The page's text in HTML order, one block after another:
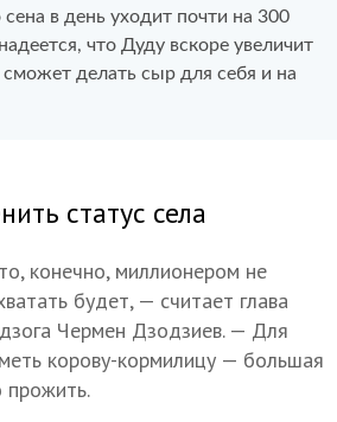
в день уходит почти на 300
что Дуду вскоре увеличит
делать сыр для себя и на
статус села
конечно, миллионером не
будет, — считает глава
Чермен Дзодзиев. — Для
корову-кормилицу — большая